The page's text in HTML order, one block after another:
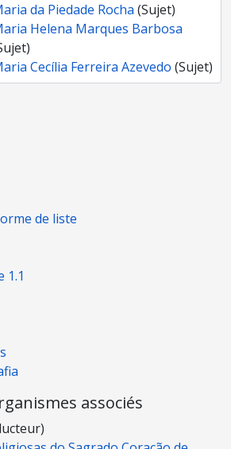
da Piedade Rocha (Sujet)
Helena Marques Barbosa
Cecília Ferreira Azevedo (Sujet)
de liste
1.1
associés